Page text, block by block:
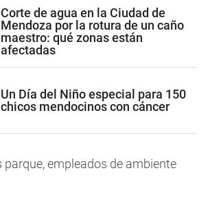
Corte de agua en la Ciudad de
Mendoza por la rotura de un caño
maestro: qué zonas están
afectadas
Un Día del Niño especial para 150
chicos mendocinos con cáncer